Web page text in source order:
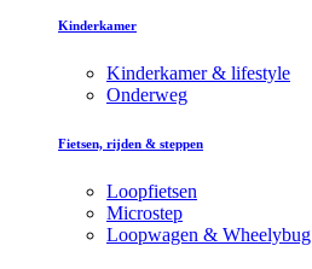
Kinderkamer
Kinderkamer & lifestyle
Onderweg
Fietsen, rijden & steppen
Loopfietsen
Microstep
Loopwagen & Wheelybug